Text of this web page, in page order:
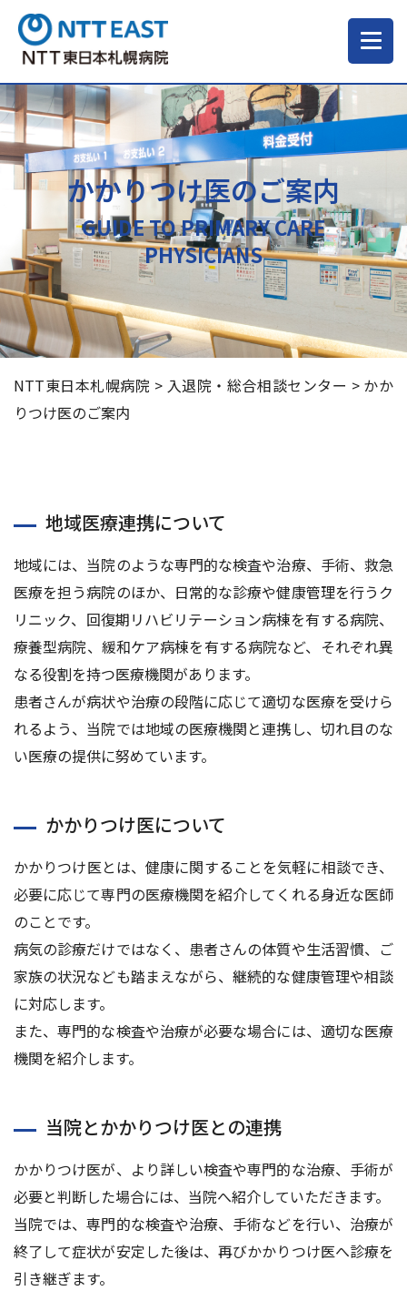
当院について
ご来院される方へ
診療科・部門
医療・介護関係の方
採用情報
かかりつけ医のご案内
GUIDE TO PRIMARY CARE
PHYSICIANS
NTT東日本札幌病院 > 入退院・総合相談センター > かか
りつけ医のご案内
地域医療連携について
地域には、当院のような専門的な検査や治療、手術、救急
医療を担う病院のほか、日常的な診療や健康管理を行うク
リニック、回復期リハビリテーション病棟を有する病院、
療養型病院、緩和ケア病棟を有する病院など、それぞれ異
なる役割を持つ医療機関があります。
患者さんが病状や治療の段階に応じて適切な医療を受けら
れるよう、当院では地域の医療機関と連携し、切れ目のな
い医療の提供に努めています。
かかりつけ医について
かかりつけ医とは、健康に関することを気軽に相談でき、
必要に応じて専門の医療機関を紹介してくれる身近な医師
のことです。
病気の診療だけではなく、患者さんの体質や生活習慣、ご
家族の状況なども踏まえながら、継続的な健康管理や相談
に対応します。
また、専門的な検査や治療が必要な場合には、適切な医療
機関を紹介します。
当院とかかりつけ医との連携
かかりつけ医が、より詳しい検査や専門的な治療、手術が
必要と判断した場合には、当院へ紹介していただきます。
当院では、専門的な検査や治療、手術などを行い、治療が
終了して症状が安定した後は、再びかかりつけ医へ診療を
引き継ぎます。